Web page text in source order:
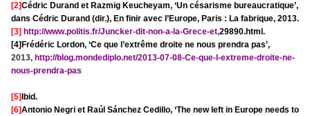
[2]Cédric Durand et Razmig Keucheyam, ‘Un césarisme bureaucratique’,
dans Cédric Durand (dir.), En finir avec l’Europe, Paris : La fabrique, 2013.
[3] http://www.politis.fr/Juncker-dit-non-a-la-Grece-et,29890.html.
[4]Frédéric Lordon, ‘Ce que l’extrême droite ne nous prendra pas’,
2013, http://blog.mondediplo.net/2013-07-08-Ce-que-l-extreme-droite-ne-
nous-prendra-pas
[5] Ibid.
[6]Antonio Negri et Raúl Sánchez Cedillo, ‘The new left in Europe needs to